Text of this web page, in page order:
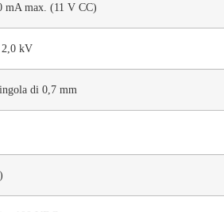
mA max. (11 V CC)
2,0 kV
di 0,7 mm